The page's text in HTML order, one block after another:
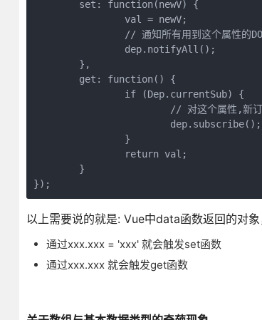
});
以上需要说的就是: Vue中data函数返回的对
通过xxx.xxx = 'xxx' 就会触发set函数
通过xxx.xxx 就会触发get函数